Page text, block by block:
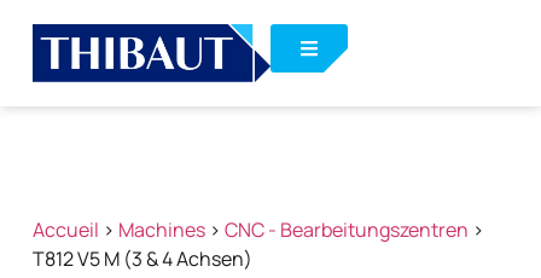
Accueil > Machines> CNC - Bearbeitungszentren >
T812 V5 M (3 & 4 Achsen)